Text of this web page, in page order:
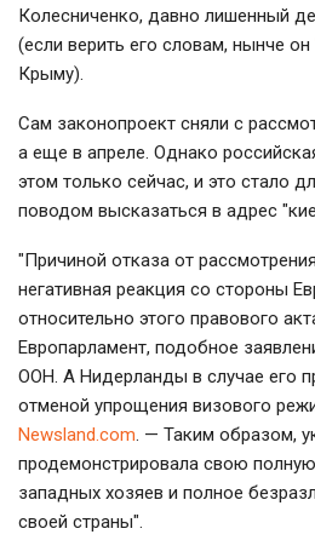
Колесниченко, давно лишенный
(если верить его словам, нынче он
Крыму).
Сам законопроект сняли с
а еще в апреле. Однако
этом только сейчас, и это стало
поводом высказаться в адрес
"Причиной отказа от
негативная реакция со стороны
относительно этого правового
Европарламент, подобное
ООН. А Нидерланды в случае его
отменой упрощения визового
Newsland.com. — Таким образом,
продемонстрировала свою
западных хозяев и полное
своей страны".